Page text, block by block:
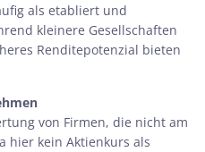
als etabliert und
kleinere Gesellschaften
Renditepotenzial bieten
von Firmen, die nicht am
hier kein Aktienkurs als